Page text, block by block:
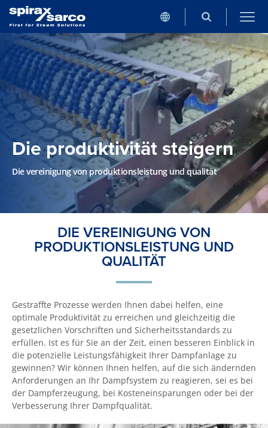
Die produktivität steigern
Die vereinigung von produktionsleistung und qualität
DIE VEREINIGUNG VON
PRODUKTIONSLEISTUNG UND
QUALITÄT
Gestraffte Prozesse werden Ihnen dabei helfen, eine
optimale Produktivität zu erreichen und gleichzeitig die
gesetzlichen Vorschriften und Sicherheitsstandards zu
erfüllen. Ist es für Sie an der Zeit, einen besseren Einblick in
die potenzielle Leistungsfähigkeit Ihrer Dampfanlage zu
gewinnen? Wir können Ihnen helfen, auf die sich ändernden
Anforderungen an Ihr Dampfsystem zu reagieren, sei es bei
der Dampferzeugung, bei Kosteneinsparungen oder bei der
Verbesserung Ihrer Dampfqualität.